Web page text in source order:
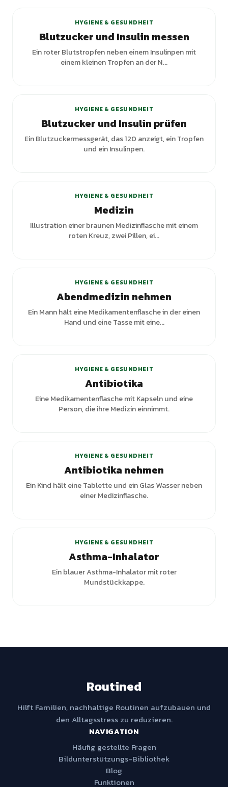
HYGIENE & GESUNDHEIT
Blutzucker und Insulin messen
Ein roter Blutstropfen neben einem Insulinpen mit
einem kleinen Tropfen an der N...
HYGIENE & GESUNDHEIT
Blutzucker und Insulin prüfen
Ein Blutzuckermessgerät, das 120 anzeigt, ein Tropfen
und ein Insulinpen.
HYGIENE & GESUNDHEIT
Medizin
Illustration einer braunen Medizinflasche mit einem
roten Kreuz, zwei Pillen, ei...
HYGIENE & GESUNDHEIT
Abendmedizin nehmen
Ein Mann hält eine Medikamentenflasche in der einen
Hand und eine Tasse mit eine...
HYGIENE & GESUNDHEIT
Antibiotika
Eine Medikamentenflasche mit Kapseln und eine
Person, die ihre Medizin einnimmt.
HYGIENE & GESUNDHEIT
Antibiotika nehmen
Ein Kind hält eine Tablette und ein Glas Wasser neben
einer Medizinflasche.
HYGIENE & GESUNDHEIT
Asthma-Inhalator
Ein blauer Asthma-Inhalator mit roter
Mundstückkappe.
Routined
Hilft Familien, nachhaltige Routinen aufzubauen und
den Alltagsstress zu reduzieren.
NAVIGATION
Häufig gestellte Fragen
Bildunterstützungs-Bibliothek
Blog
Funktionen